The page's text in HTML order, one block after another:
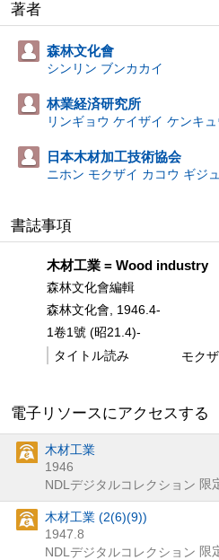
著者
森林文化會
シンリン ブンカカイ
林業経済研究所
リンギョウ ケイザイ ケンキュ
日本木材加工技術協会
ニホン モクザイ カコウ ギジ
書誌事項
木材工業 = Wood industry
森林文化會編輯
森林文化會, 1946.4-
1卷1號 (昭21.4)-
タイトル読み
モク
電子リソースにアクセスす
木材工業
1946
NDLデジタルコレクション 限
木材工業 (2(6)(9))
1947.8
NDLデジタルコレクション 限